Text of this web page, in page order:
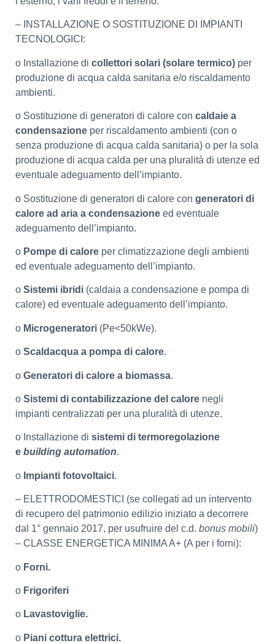
– INSTALLAZIONE O SOSTITUZIONE DI IMPIANTI
TECNOLOGICI:
o Installazione di collettori solari (solare termico) per
produzione di acqua calda sanitaria e/o riscaldamento
ambienti.
o Sostituzione di generatori di calore con caldaie a
condensazione per riscaldamento ambienti (con o
senza produzione di acqua calda sanitaria) o per la sola
produzione di acqua calda per una pluralità di utenze ed
eventuale adeguamento dell’impianto.
o Sostituzione di generatori di calore con generatori di
calore ad aria a condensazione ed eventuale
adeguamento dell’impianto.
o Pompe di calore per climatizzazione degli ambienti
ed eventuale adeguamento dell’impianto.
o Sistemi ibridi (caldaia a condensazione e pompa di
calore) ed eventuale adeguamento dell’impianto.
o Microgeneratori (Pe<50kWe).
o Scaldacqua a pompa di calore.
o Generatori di calore a biomassa.
o Sistemi di contabilizzazione del calore negli
impianti centralizzati per una pluralità di utenze.
o Installazione di sistemi di termoregolazione
e building automation.
o Impianti fotovoltaici.
– ELETTRODOMESTICI (se collegati ad un intervento
di recupero del patrimonio edilizio iniziato a decorrere
dal 1° gennaio 2017, per usufruire del c.d. bonus mobili)
– CLASSE ENERGETICA MINIMA A+ (A per i forni):
o Forni.
o Frigoriferi
o Lavastoviglie.
o Piani cottura elettrici.